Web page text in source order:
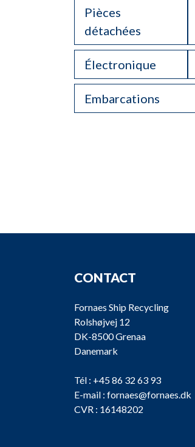
Pièces
détachées
Électronique
Embarcations
CONTACT
Fornaes Ship Recycling
Rolshøjvej 12
DK-8500 Grenaa
Danemark
Tél : +45 86 32 63 93
E-mail : fornaes@fornaes.dk
CVR : 16148202